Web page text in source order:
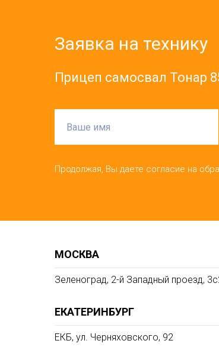
Заявка на технику
Прицеп самосвал Тонар
Продолжая, Вы даете согласие на
МОСКВА
Зеленоград, 2-й Западный проезд,
ЕКАТЕРИНБУРГ
ЕКБ, ул. Черняховского, 92